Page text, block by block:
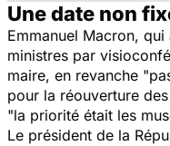
Une date non
Emmanuel Macron,
ministres par
maire, en revanche
pour la réouverture
"la priorité était les
Le président de la